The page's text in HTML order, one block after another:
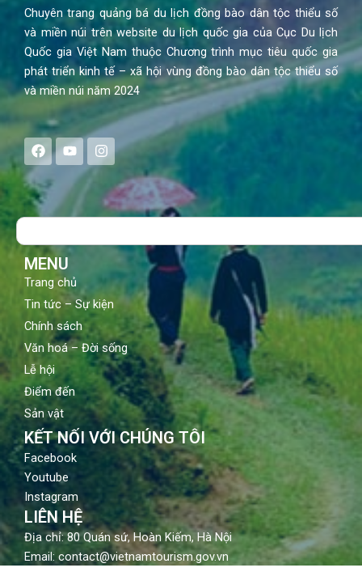
Chuyên trang quảng bá du lịch đồng bào dân tộc thiểu số
và miền núi trên website du lịch quốc gia của Cục Du lịch
Quốc gia Việt Nam thuộc Chương trình mục tiêu quốc gia
phát triển kinh tế – xã hội vùng đồng bào dân tộc thiểu số
và miền núi năm 2024
F
a
c
e
b
o
Y
o
u
t
u
b
I
n
s
a
g
Search
MENU
Trang chủ
Tin tức – Sự kiện
Chính sách
Văn hoá – Đời sống
Lễ hội
Điểm đến
Sản vật
KẾT NỐI VỚI CHÚNG TÔI
Facebook
Youtube
Instagram
LIÊN HỆ
Địa chỉ: 80 Quán sứ, Hoàn Kiếm, Hà Nội
Email: contact@vietnamtourism.gov.vn